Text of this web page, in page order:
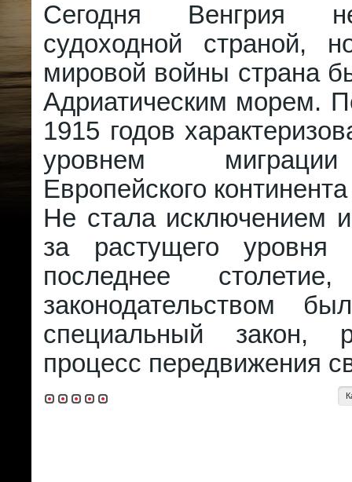
Сегодня Венгрия
судоходной страной,
мировой войны страна
Адриатическим морем.
1915 годов
уровнем
Европейского
Не стала исключением
за растущего уровня
последнее столетие,
законодательством
специальный закон,
процесс передвижения